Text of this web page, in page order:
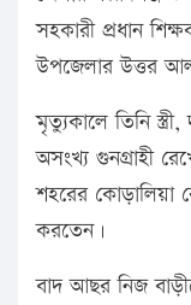
সহকারী প্রধান
উপজেলার উত্তর
মৃত্যুকালে তিনি
অসংখ্য গুনগ্রাহী
শহরের কোড়ালিয়া
করতেন।
বাদ আছর নিজ